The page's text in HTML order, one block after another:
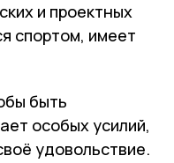
и проектных
спортом, имеет
быть
особых усилий,
удовольствие.